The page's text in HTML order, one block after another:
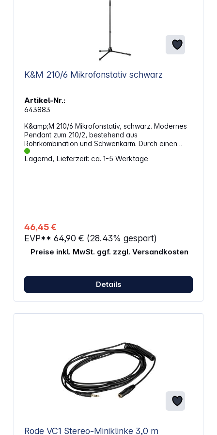
K&M 210/6 Mikrofonstativ schwarz
Artikel-Nr.:
643883
K&amp;M 210/6 Mikrofonstativ, schwarz. Modernes
Pendant zum 210/2, bestehend aus
Rohrkombination und Schwenkarm. Durch einen
kompakten Zink-Druckguss-Sockel und breiter
Fußauflage bietet der 210/6 die gleiche Stabilität
3/8" Größe zusammengelegt: 105 x 85 x 960 mm
Höhe: von 925 bis 1.630 mm Höhenverstellung:
Spannmuffe Material: Stahl Produktkategorie:
Topline
Lagernd, Lieferzeit: ca. 1-5 Werktage
46,45 €
EVP** 64,90 € (28.43% gespart)
Preise inkl. MwSt. ggf. zzgl. Versandkosten
Details
Rode VC1 Stereo-Miniklinke 3,0 m